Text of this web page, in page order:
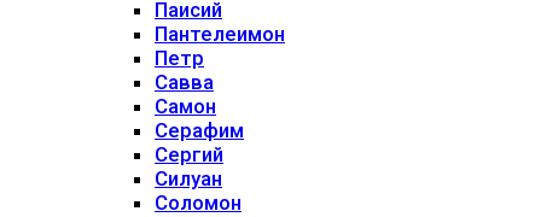
Паисий
Пантелеимон
Петр
Савва
Самон
Серафим
Сергий
Силуан
Соломон